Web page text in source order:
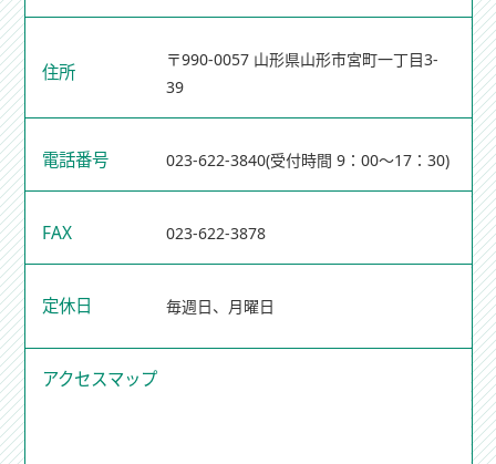
住所
〒990-0057 山形県山形市宮町一丁目3-
39
電話番号 023-622-3840(受付時間 9：00～17：30)
FAX 023-622-3878
定休日 毎週日、月曜日
アクセスマップ